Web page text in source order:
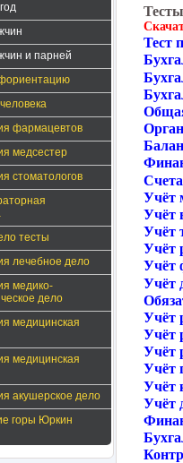
и парней
фармацевтов
медсестер
стоматологов
тесты
лечебное дело
медико-
дело
медицинская
медицинская
акушерское дело
горы Юркин
Тест
Счета
Учёт
Учёт
Учёт
Учёт
Учёт
Учёт
Учёт
Учёт
Учёт
Учёт
Учёт
Учёт